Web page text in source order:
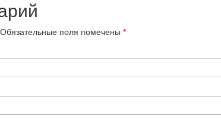
Обязательные поля помечены *